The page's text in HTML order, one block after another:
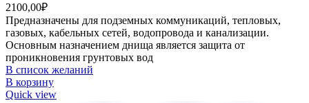
2100,00₽
Предназначены для подземных коммуникаций, тепловых,
газовых, кабельных сетей, водопровода и канализации.
Основным назначением днища является защита от
проникновения грунтовых вод
В список желаний
В корзину
Quick view